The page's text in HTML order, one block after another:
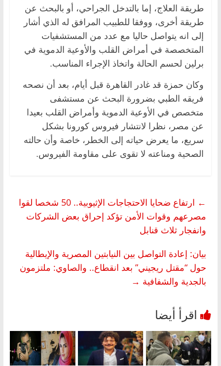
طريقة العلاج، إما بالتدخل الجراحي، أو بالبحث عن
طريقة أخرى، ووفقا للطبيب المرافق له الذي أشار
إلى انه يتواصل حاليا مع عدد من المستشفيات
المتخصصة في أمراض القلب والأوعية الدموية في
برلين لحسم الحالة واتخاذ الإجراء المناسب.
وكان حمزة قد غادر القاهرة قبل أيام، بعد أن نصحه
فريقه الطبي بضرورة البحث عن مستشفى
متخصص في الأوعية الدموية وأمراض القلب بعيدا
عن مصر، نظرا لانتشار فيروس كورونا بشكل
سريع، ما يعرض حياته إلى الخطر، خاصة وأن حالته
الصحية ومناعته لا تقوى على مقاومة الفيروس.
←
ارتفاع ضحايا الاحتجاجات الإثيوبية.. 50 شخصا لقوا
مصرعهم وقوات الأمن تؤكد إحراق بعض الشركات
وانفجار ثلاث قنابل
بيان: إعادة التواصل بين النيابتين المصرية والإيطالية
حول “مقتل ريجيني” بعد انقطاع.. والصاوي: ملتزمون
بالجدية والشفافية →